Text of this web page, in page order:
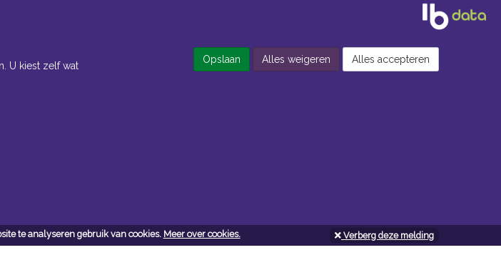
te analyseren gebruik van cookies. Meer over cookies. Verberg deze melding
Openingsuren toonzaal Openingsuren doe-het-zelf
U kiest zelf wat
Opslaan Alles weigeren Alles accepteren